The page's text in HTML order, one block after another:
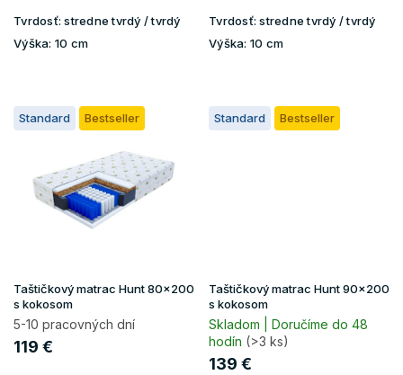
Tvrdosť: stredne tvrdý / tvrdý
Výška: 10 cm
Tvrdosť: stredne tvrdý / tvrdý
Výška: 10 cm
Standard Bestseller
Taštičkový matrac Hunt 80x200
s kokosom
5-10 pracovných dní
119 €
Standard Bestseller
Taštičkový matrac Hunt 90x200
s kokosom
Skladom | Doručíme do 48
hodín (>3 ks)
139 €